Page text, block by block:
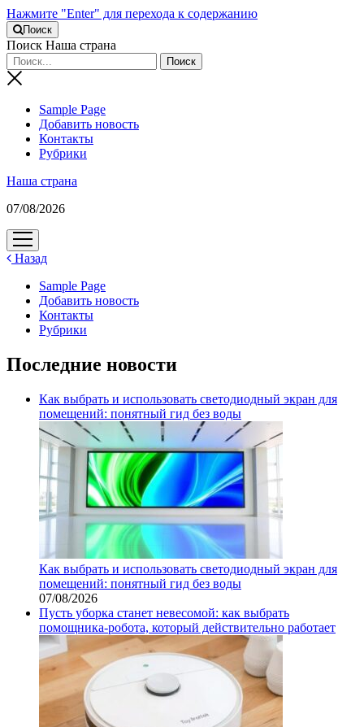
Нажмите "Enter" для перехода к содержанию
Поиск
Поиск Наша страна
Sample Page
Добавить новость
Контакты
Рубрики
Наша страна
07/08/2026
открыть
меню
Назад
Sample Page
Добавить новость
Контакты
Рубрики
Последние новости
Как выбрать и использовать светодиодный экран для
помещений: понятный гид без воды
Как выбрать и использовать светодиодный экран для
помещений: понятный гид без воды
07/08/2026
Пусть уборка станет невесомой: как выбрать
помощника‑робота, который действительно работает